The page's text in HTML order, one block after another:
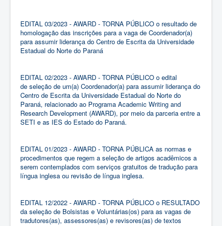
EDITAL 03/2023 - AWARD - TORNA PÚBLICO o resultado de
homologação das inscrições para a vaga de Coordenador(a)
para assumir liderança do Centro de Escrita da Universidade
Estadual do Norte do Paraná
EDITAL 02/2023 - AWARD - TORNA PÚBLICO o edital
de seleção de um(a) Coordenador(a) para assumir liderança do
Centro de Escrita da Universidade Estadual do Norte do
Paraná, relacionado ao Programa Academic Writing and
Research Development (AWARD), por meio da parceria entre a
SETI e as IES do Estado do Paraná.
EDITAL 01/2023 - AWARD - TORNA PÚBLICA as normas e
procedimentos que regem a seleção de artigos acadêmicos a
serem contemplados com serviços gratuitos de tradução para
língua inglesa ou revisão de língua inglesa.
EDITAL 12/2022 - AWARD - TORNA PÚBLICO o RESULTADO
da seleção de Bolsistas e Voluntárias(os) para as vagas de
tradutores(as), assessores(as) e revisores(as) de textos